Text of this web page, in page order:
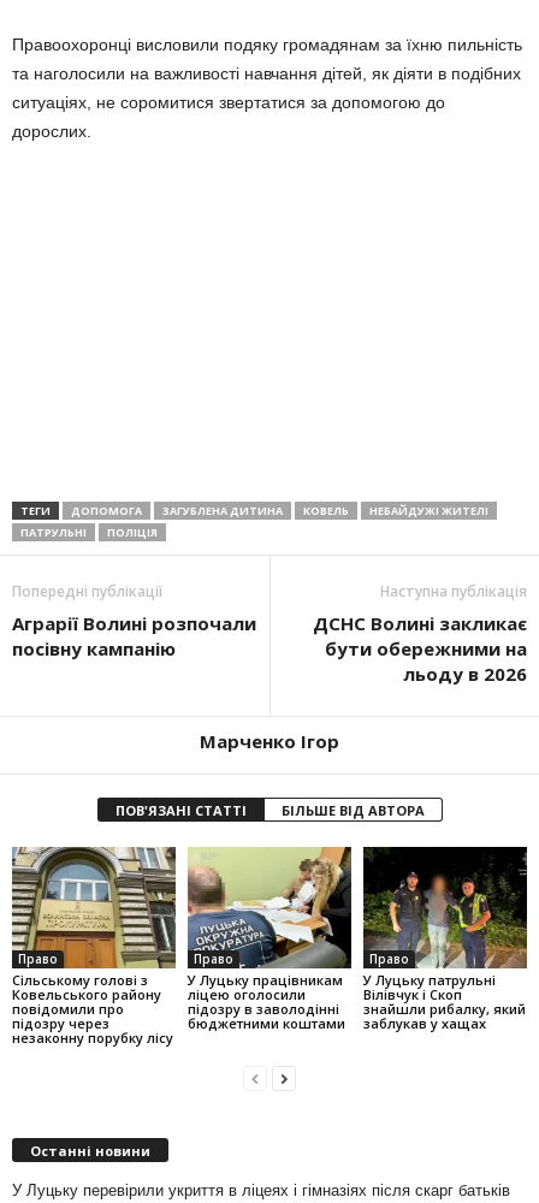
Правоохоронці висловили подяку громадянам за їхню пильність
та наголосили на важливості навчання дітей, як діяти в подібних
ситуаціях, не соромитися звертатися за допомогою до
дорослих.
ТЕГИ ДОПОМОГА ЗАГУБЛЕНА ДИТИНА КОВЕЛЬ
НЕБАЙДУЖІ ЖИТЕЛІ
ПАТРУЛЬНІ
ПОЛІЦІЯ
Попередні публікації
Аграрії Волині розпочали
посівну кампанію
Наступна публікація
ДСНС Волині закликає
бути обережними на
льоду в 2026
Марченко Ігор
ПОВ'ЯЗАНІ СТАТТІ БІЛЬШЕ ВІД АВТОРА
Право
Сільському голові з
Ковельського району
повідомили про
підозру через
незаконну порубку лісу
Право
У Луцьку працівникам
ліцею оголосили
підозру в заволодінні
бюджетними коштами
Право
У Луцьку патрульні
Вілівчук і Скоп
знайшли рибалку, який
заблукав у хащах
Останні новини
У Луцьку перевірили укриття в ліцеях і гімназіях після скарг батьків